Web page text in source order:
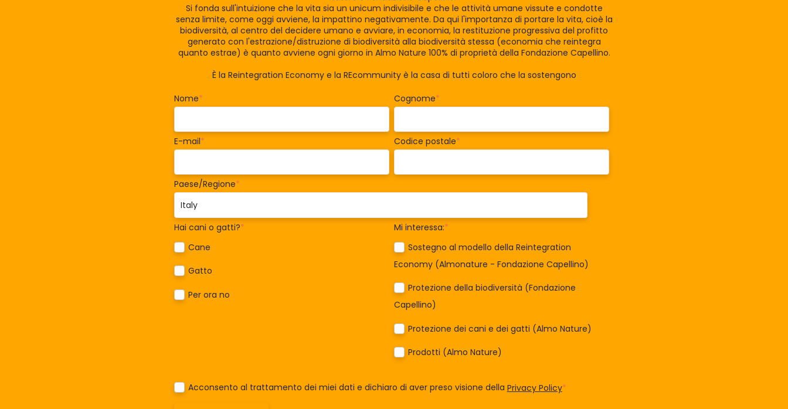
Si fonda sull'intuizione che la vita sia un unicum indivisibile e che le attività umane vissute e condotte
senza limite, come oggi avviene, la impattino negativamente. Da qui l'importanza di portare la vita, cioè la
biodiversità, al centro del decidere umano e avviare, in economia, la restituzione progressiva del profitto
generato con l'estrazione/distruzione di biodiversità alla biodiversità stessa (economia che reintegra
quanto estrae) è quanto avviene ogni giorno in Almo Nature 100% di proprietà della Fondazione Capellino.
È la Reintegration Economy e la REcommunity è la casa di tutti coloro che la sostengono
Nome* Cognome*
E-mail* Codice postale*
Paese/Regione*
Hai cani o gatti?*
Cane
Gatto
Per ora no
Mi interessa:*
Sostegno al modello della Reintegration
Economy (Almonature - Fondazione Capellino)
Protezione della biodiversità (Fondazione
Capellino)
Protezione dei cani e dei gatti (Almo Nature)
Prodotti (Almo Nature)
Acconsento al trattamento dei miei dati e dichiaro di aver preso visione della Privacy Policy*